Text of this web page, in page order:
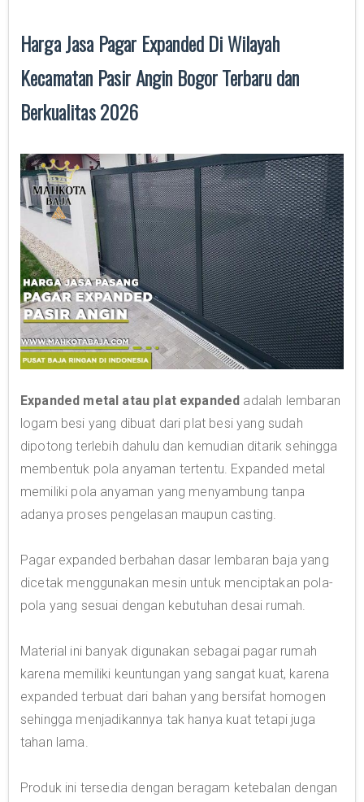
Harga Jasa Pagar Expanded Di Wilayah
Kecamatan Pasir Angin Bogor Terbaru dan
Berkualitas 2026
Expanded metal atau plat expanded adalah lembaran
logam besi yang dibuat dari plat besi yang sudah
dipotong terlebih dahulu dan kemudian ditarik sehingga
membentuk pola anyaman tertentu. Expanded metal
memiliki pola anyaman yang menyambung tanpa
adanya proses pengelasan maupun casting.
Pagar expanded berbahan dasar lembaran baja yang
dicetak menggunakan mesin untuk menciptakan pola-
pola yang sesuai dengan kebutuhan desai rumah.
Material ini banyak digunakan sebagai pagar rumah
karena memiliki keuntungan yang sangat kuat, karena
expanded terbuat dari bahan yang bersifat homogen
sehingga menjadikannya tak hanya kuat tetapi juga
tahan lama.
Produk ini tersedia dengan beragam ketebalan dengan